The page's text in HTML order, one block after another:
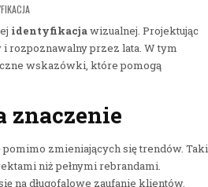
IN
identyfikacjawizualnej. Projektując
i rozpoznawalny przez lata. W tym
wskazówki, które pomogą
znaczenie
zmieniających się trendów. Taki
niż pełnymi rebrandami.
na długofalowe zaufanie klientów.